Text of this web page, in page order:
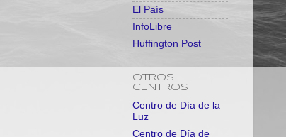
El País
InfoLibre
Huffington Post
OTROS
CENTROS
Centro de Día de la
Luz
Centro de Día de